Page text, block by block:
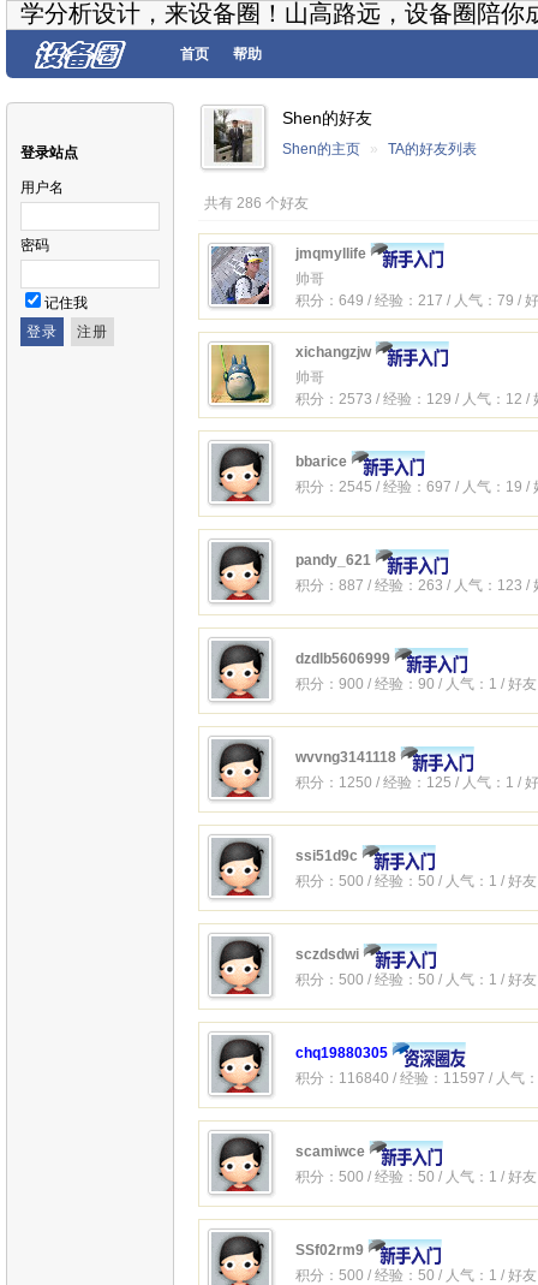
学分析设计，来设备圈！山高路远，设备圈陪你
首页 帮助
登录站点
用户名
密码
记住我
Shen的好友
Shen的主页 » TA的好友列表
共有 286 个好友
jmqmyllife
帅哥
积分：649 / 经验：217 / 人气：79 /
xichangzjw
帅哥
积分：2573 / 经验：129 / 人气：12 /
bbarice
积分：2545 / 经验：697 / 人气：19 /
pandy_621
积分：887 / 经验：263 / 人气：123 /
dzdlb5606999
积分：900 / 经验：90 / 人气：1 / 好
wvvng3141118
积分：1250 / 经验：125 / 人气：1 /
ssi51d9c
积分：500 / 经验：50 / 人气：1 / 好
sczdsdwi
积分：500 / 经验：50 / 人气：1 / 好
chq19880305
积分：116840 / 经验：11597 / 人气
scamiwce
积分：500 / 经验：50 / 人气：1 / 好
SSf02rm9
积分：500 / 经验：50 / 人气：1 / 好